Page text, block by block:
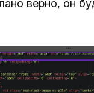
верно, он